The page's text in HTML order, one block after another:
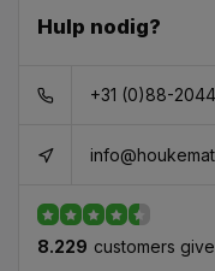
Hulp nodig?
+31 (0)88-
8.229 customers